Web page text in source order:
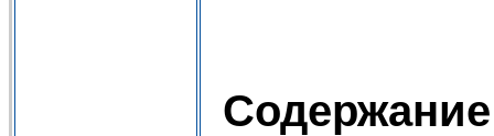
Содержание